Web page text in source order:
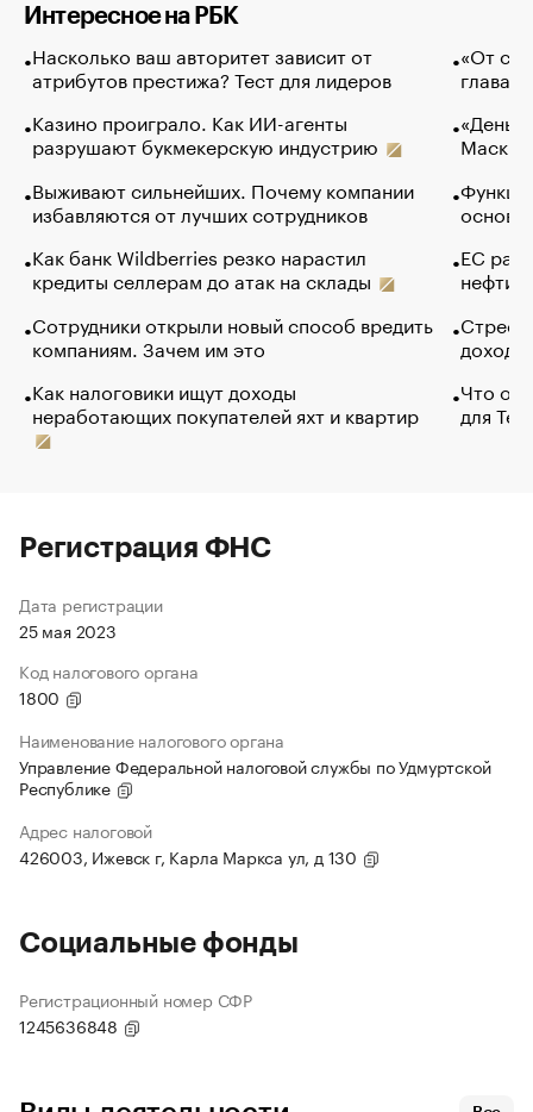
Интересное на РБК
Насколько ваш авторитет зависит от
атрибутов престижа? Тест для лидеров
Казино проиграло. Как ИИ-агенты
разрушают букмекерскую индустрию
Выживают сильнейших. Почему компании
избавляются от лучших сотрудников
Как банк Wildberries резко нарастил
кредиты селлерам до атак на склады
Сотрудники открыли новый способ вредить
компаниям. Зачем им это
Как налоговики ищут доходы
неработающих покупателей яхт и квартир
«От
глава
Маск в
основ
ЕС
нефти
Что
для
Регистрация ФНС
Дата регистрации
25 мая 2023
Код налогового органа
1800
Наименование налогового органа
Управление Федеральной налоговой службы по Удмуртской
Республике
Адрес налоговой
426003, Ижевск г, Карла Маркса ул, д 130
Социальные фонды
Регистрационный номер СФР
1245636848